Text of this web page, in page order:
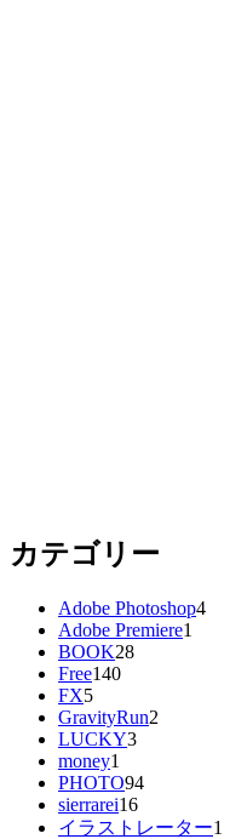
カテゴリー
Adobe Photoshop4
Adobe Premiere1
BOOK28
Free140
FX5
GravityRun2
LUCKY3
money1
PHOTO94
sierrarei16
イラストレーター1